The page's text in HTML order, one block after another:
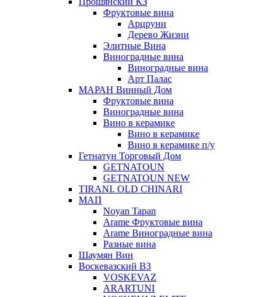
Фруктовые вина
Арцруни
Дерево Жизни
Элитные Вина
Виноградные вина
Виноградные вина
Арт Палас
МАРАН Винный Дом
Фруктовые вина
Виноградные вина
Вино в керамике
Вино в керамике
Вино в керамике п/у
Гетнатун Торговый Дом
GETNATOUN
GETNATOUN NEW
TIRANI. OLD CHINARI
МАП
Noyan Tapan
Arame Фруктовые вина
Arame Виноградные вина
Разные вина
Шаумян Вин
Воскевазский ВЗ
VOSKEVAZ
ARARTUNI